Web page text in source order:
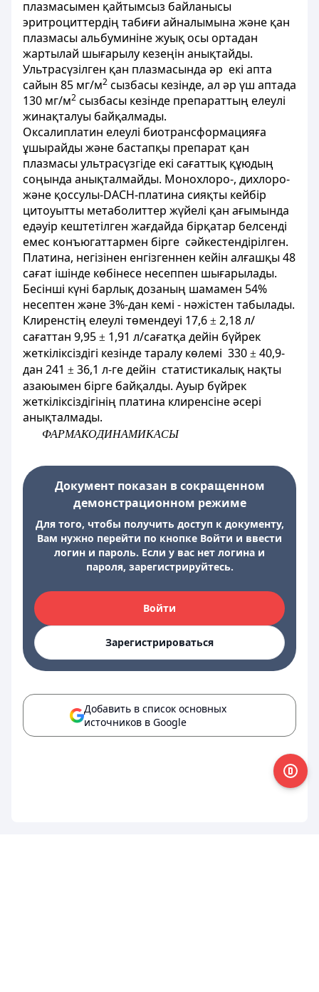
плазмасымен қайтымсыз байланысы
эритроциттердің табиғи айналымына және қан
плазмасы альбуминіне жуық осы ортадан
жартылай шығарылу кезеңін анықтайды.
Ультрасүзілген қан плазмасында әр екі апта
сайын 85 мг/м2 сызбасы кезінде, ал әр үш аптада
130 мг/м2 сызбасы кезінде препараттың елеулі
жинақталуы байқалмады.
Оксалиплатин елеулі биотрансформацияға
ұшырайды және бастапқы препарат қан
плазмасы ультрасүзгіде екі сағаттық құюдың
соңында анықталмайды. Монохлоро-, дихлоро-
және қоссулы-DACH-платина сияқты кейбір
цитоуытты метаболиттер жүйелі қан ағымында
едәуір кештетілген жағдайда бірқатар белсенді
емес конъюгаттармен бірге сәйкестендірілген.
Платина, негізінен енгізгеннен кейін алғашқы 48
сағат ішінде көбінесе несеппен шығарылады.
Бесінші күні барлық дозаның шамамен 54%
несептен және 3%-дан кемі - нәжістен табылады.
Клиренстің елеулі төмендеуі 17,6 ± 2,18 л/
сағаттан 9,95 ± 1,91 л/сағатқа дейін бүйрек
жеткіліксіздігі кезінде таралу көлемі 330 ± 40,9-
дан 241 ± 36,1 л-ге дейін статистикалық нақты
азаюымен бірге байқалды. Ауыр бүйрек
жеткіліксіздігінің платина клиренсіне әсері
анықталмады.
ФАРМАКОДИНАМИКАСЫ
Документ показан в сокращенном
демонстрационном режиме
Для того, чтобы получить доступ к документу,
Вам нужно перейти по кнопке Войти и ввести
логин и пароль. Если у вас нет логина и
пароля, зарегистрируйтесь.
Войти
Зарегистрироваться
Добавить в список основных
источников в Google